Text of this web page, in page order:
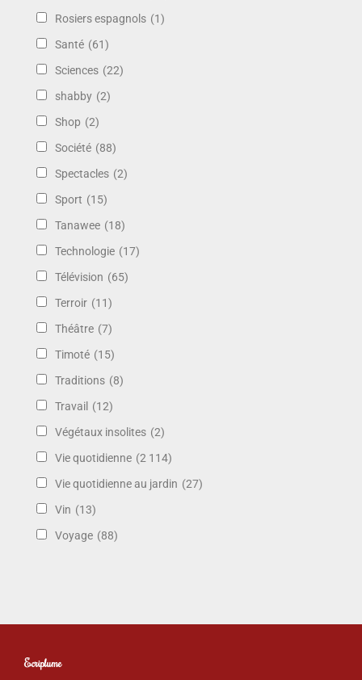
Rosiers espagnols (1)
Santé (61)
Sciences (22)
shabby (2)
Shop (2)
Société (88)
Spectacles (2)
Sport (15)
Tanawee (18)
Technologie (17)
Télévision (65)
Terroir (11)
Théâtre (7)
Timoté (15)
Traditions (8)
Travail (12)
Végétaux insolites (2)
Vie quotidienne (2 114)
Vie quotidienne au jardin (27)
Vin (13)
Voyage (88)
Ecriplume